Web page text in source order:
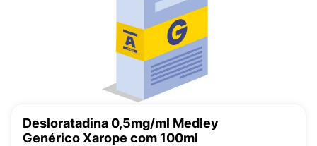
Desloratadina 0,5mg/ml Medley
Genérico Xarope com 100ml